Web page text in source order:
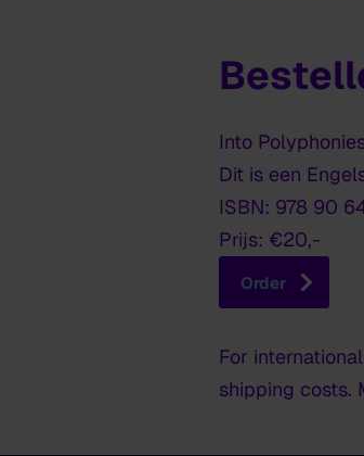
Into
Dit is een
ISBN: 978 90
Prijs: €20,-
Order
For
shipping costs.